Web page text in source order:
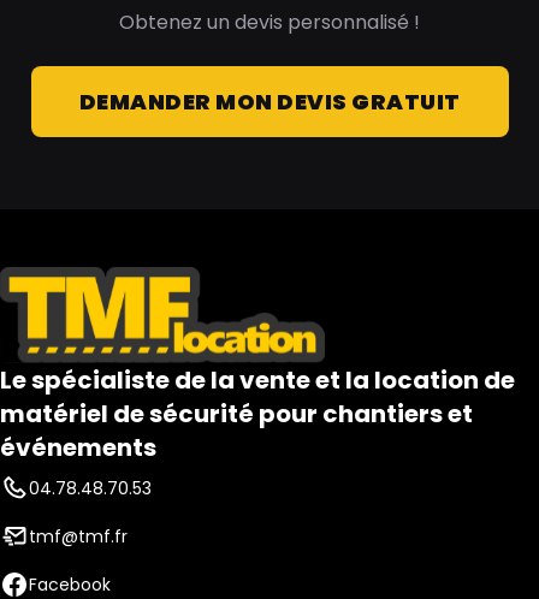
Obtenez un devis personnalisé !
DEMANDER MON DEVIS GRATUIT
Le spécialiste de la vente et la location de
matériel de sécurité pour chantiers et
événements
04.78.48.70.53
tmf@tmf.fr
Facebook